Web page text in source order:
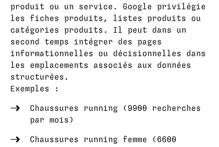
produit ou un service. Google privilégie
les fiches produits, listes produits ou
catégories produits. Il peut dans un
second temps intégrer des pages
informationnelles ou décisionnelles dans
les emplacements associés aux données
structurées.
Exemples :
Chaussures running (9900 recherches
par mois)
Chaussures running femme (6600